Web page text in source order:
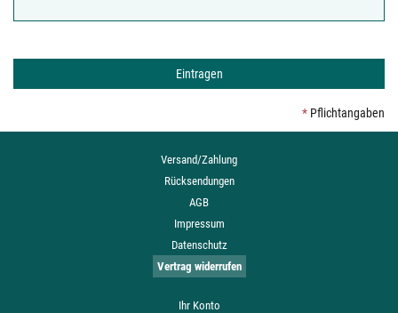
* Pflichtangaben
Versand/Zahlung
Rücksendungen
AGB
Impressum
Datenschutz
Vertrag widerrufen
Ihr Konto